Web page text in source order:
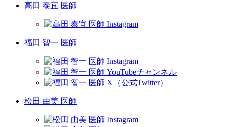
高田 泰宜 医師
福田 智一 医師
松田 由美 医師